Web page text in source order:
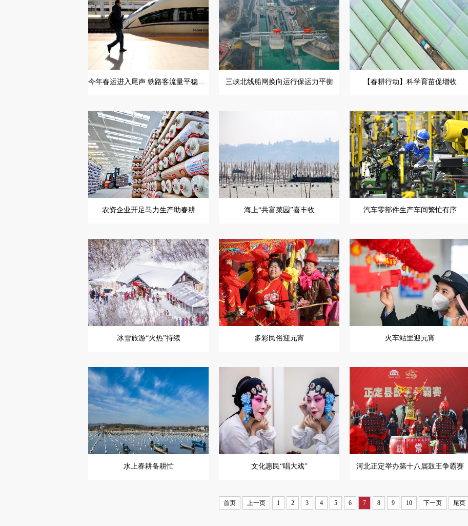
今年春运进入尾声 铁路客流量平稳有序 三峡北线船闸换向运行保运力平衡 【春耕行动】科学育苗促增收
农资企业开足马力生产助春耕 海上“共富菜园”喜丰收 汽车零部件生产车间繁忙有序
冰雪旅游“火热”持续 多彩民俗迎元宵 火车站里迎元宵
水上春耕备耕忙 文化惠民“唱大戏” 河北正定举办第十八届鼓王争霸赛
首页 上一页 1 2 3 4 5 6 7 8 9 10 下一页 尾页